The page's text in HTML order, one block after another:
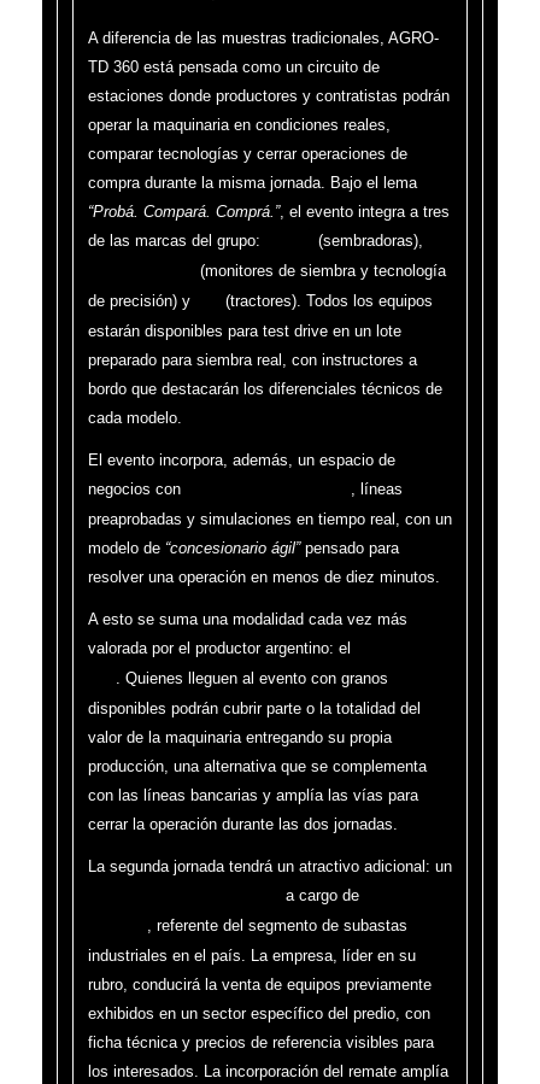
A diferencia de las muestras tradicionales, AGRO-
TD 360 está pensada como un circuito de
estaciones donde productores y contratistas podrán
operar la maquinaria en condiciones reales,
comparar tecnologías y cerrar operaciones de
compra durante la misma jornada. Bajo el lema
“Probá. Compará. Comprá.”, el evento integra a tres
de las marcas del grupo:
(sembradoras),
(monitores de siembra y tecnología
de precisión) y
(tractores). Todos los equipos
estarán disponibles para test drive en un lote
preparado para siembra real, con instructores a
bordo que destacarán los diferenciales técnicos de
cada modelo.
El evento incorpora, además, un espacio de
negocios con
, líneas
preaprobadas y simulaciones en tiempo real, con un
modelo de “concesionario ágil”pensado para
resolver una operación en menos de diez minutos.
A esto se suma una modalidad cada vez más
valorada por el productor argentino: el
. Quienes lleguen al evento con granos
disponibles podrán cubrir parte o la totalidad del
valor de la maquinaria entregando su propia
producción, una alternativa que se complementa
con las líneas bancarias y amplía las vías para
cerrar la operación durante las dos jornadas.
La segunda jornada tendrá un atractivo adicional: un
a cargo de
, referente del segmento de subastas
industriales en el país. La empresa, líder en su
rubro, conducirá la venta de equipos previamente
exhibidos en un sector específico del predio, con
ficha técnica y precios de referencia visibles para
los interesados. La incorporación del remate amplía